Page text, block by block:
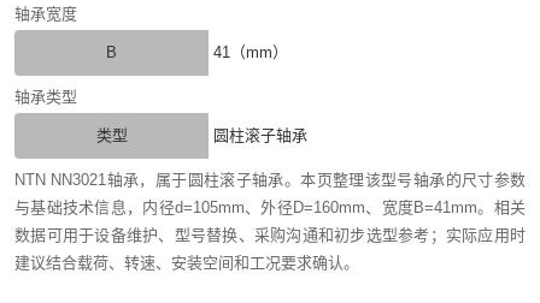
轴承宽度
B 41（mm）
轴承类型
类型 圆柱滚子轴承
NTN NN3021轴承，属于圆柱滚子轴承。本页整理该型号轴承的尺寸参数
与基础技术信息，内径d=105mm、外径D=160mm、宽度B=41mm。相关
数据可用于设备维护、型号替换、采购沟通和初步选型参考；实际应用时
建议结合载荷、转速、安装空间和工况要求确认。